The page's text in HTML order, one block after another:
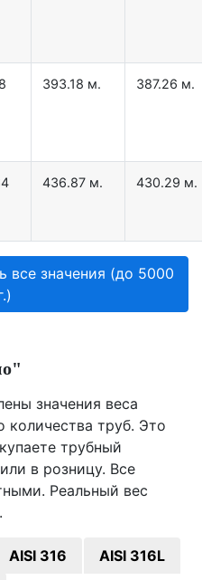
393.18 м. 387.26 м.
436.87 м. 430.29 м.
все значения (до 5000
значения веса
количества труб. Это
трубный
в розницу. Все
Реальный вес
AISI 316
AISI 316L